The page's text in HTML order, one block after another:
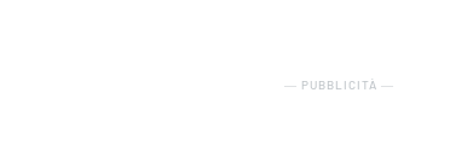
― PUBBLICITÀ ―